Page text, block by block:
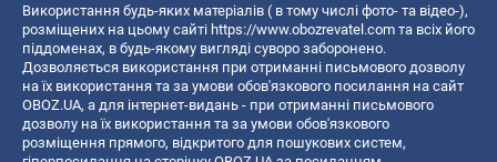
Використання будь-яких матеріалів ( в тому числі фото- та відео-),
розміщених на цьому сайті https://www.obozrevatel.com та всіх його
піддоменах, в будь-якому вигляді суворо заборонено.
Дозволяється використання при отриманні письмового дозволу
на їх використання та за умови обов'язкового посилання на сайт
OBOZ.UA, а для інтернет-видань - при отриманні письмового
дозволу на їх використання та за умови обов'язкового
розміщення прямого, відкритого для пошукових систем,